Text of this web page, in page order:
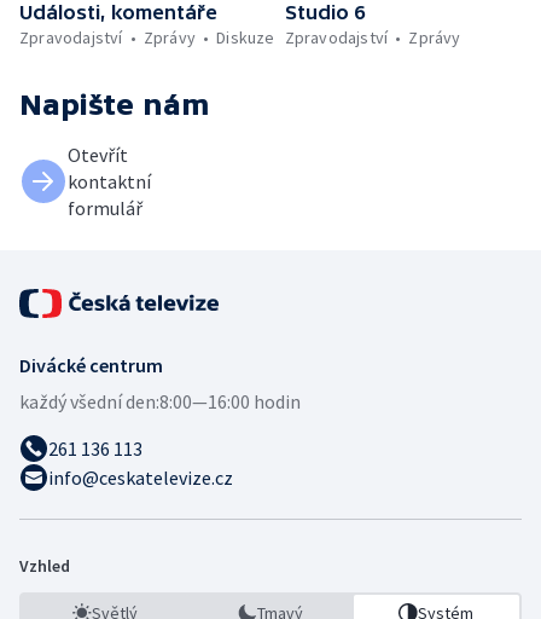
Události, komentáře
Zpravodajství
Zprávy Diskuze
Studio 6
Zpravodajství
Zprávy
Napište nám
Otevřít
kontaktní
formulář
Divácké centrum
každý všední den:8:00—16:00 hodin
261 136 113
info@ceskatelevize.cz
Vzhled
Světlý Tmavý Systém